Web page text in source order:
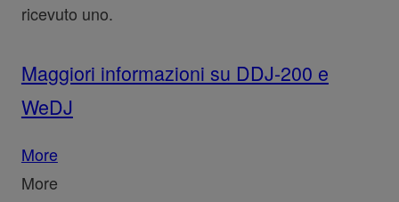
ricevuto uno.
Maggiori informazioni su DDJ-200 e
WeDJ
More
More